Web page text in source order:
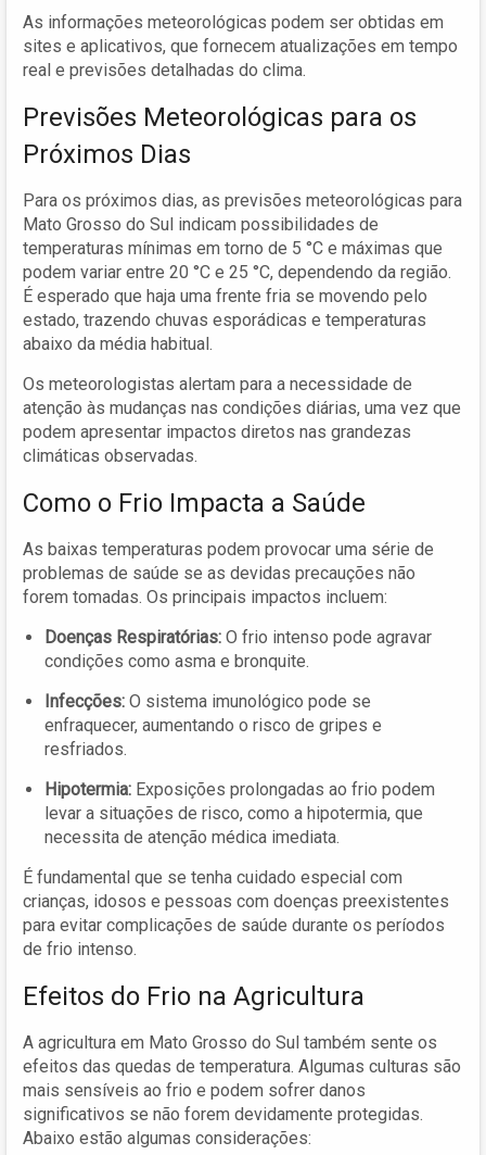
As informações meteorológicas podem ser obtidas em
sites e aplicativos, que fornecem atualizações em tempo
real e previsões detalhadas do clima.
Previsões Meteorológicas para os
Próximos Dias
Para os próximos dias, as previsões meteorológicas para
Mato Grosso do Sul indicam possibilidades de
temperaturas mínimas em torno de 5 °C e máximas que
podem variar entre 20 °C e 25 °C, dependendo da região.
É esperado que haja uma frente fria se movendo pelo
estado, trazendo chuvas esporádicas e temperaturas
abaixo da média habitual.
Os meteorologistas alertam para a necessidade de
atenção às mudanças nas condições diárias, uma vez que
podem apresentar impactos diretos nas grandezas
climáticas observadas.
Como o Frio Impacta a Saúde
As baixas temperaturas podem provocar uma série de
problemas de saúde se as devidas precauções não
forem tomadas. Os principais impactos incluem:
Doenças Respiratórias: O frio intenso pode agravar
condições como asma e bronquite.
Infecções: O sistema imunológico pode se
enfraquecer, aumentando o risco de gripes e
resfriados.
Hipotermia: Exposições prolongadas ao frio podem
levar a situações de risco, como a hipotermia, que
necessita de atenção médica imediata.
É fundamental que se tenha cuidado especial com
crianças, idosos e pessoas com doenças preexistentes
para evitar complicações de saúde durante os períodos
de frio intenso.
Efeitos do Frio na Agricultura
A agricultura em Mato Grosso do Sul também sente os
efeitos das quedas de temperatura. Algumas culturas são
mais sensíveis ao frio e podem sofrer danos
significativos se não forem devidamente protegidas.
Abaixo estão algumas considerações: